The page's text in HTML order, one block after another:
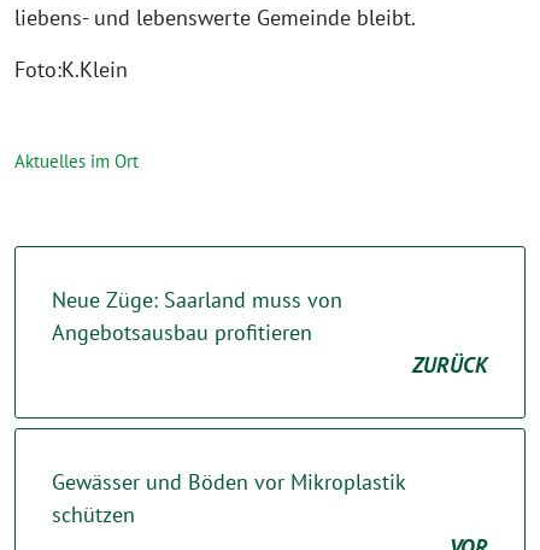
liebens- und lebenswerte Gemeinde bleibt.
Foto:K.Klein
Aktuelles im Ort
Neue Züge: Saarland muss von
Angebotsausbau profitieren
ZURÜCK
Gewässer und Böden vor Mikroplastik
schützen